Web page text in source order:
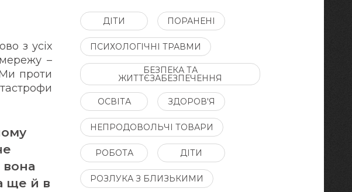
з усіх
–
проти
вона
ще й в
ДІТИ ПОРАНЕНІ
ПСИХОЛОГІЧНІ ТРАВМИ
БЕЗПЕКА ТА
ЖИТТЄЗАБЕЗПЕЧЕННЯ
ОСВІТА ЗДОРОВ'Я
НЕПРОДОВОЛЬЧІ ТОВАРИ
РОБОТА ДІТИ
РОЗЛУКА З БЛИЗЬКИМИ